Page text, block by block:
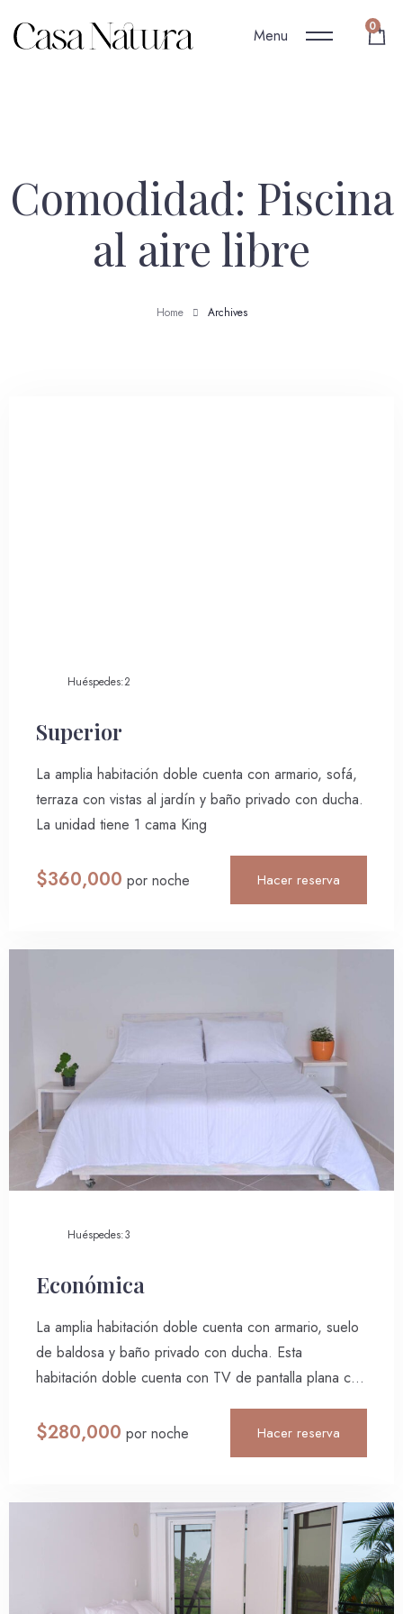
Menu 0
Comodidad: Piscina
al aire libre
Home Archives
Superior
La amplia habitación doble cuenta con armario, sofá,
terraza con vistas al jardín y baño privado con ducha.
La unidad tiene 1 cama King
Huéspedes:2
$360,000 por noche Hacer reserva
Económica
La amplia habitación doble cuenta con armario, suelo
de baldosa y baño privado con ducha. Esta
habitación doble cuenta con TV de pantalla plana con
Huéspedes:3
$280,000 por noche Hacer reserva